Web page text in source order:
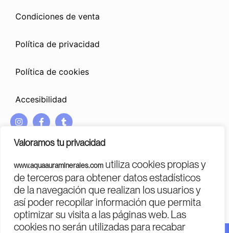
Valoramos tu privacidad
www.aquaauraminerales.com utiliza cookies propias y
de terceros para obtener datos estadísticos
de la navegación que realizan los usuarios y
así poder recopilar información que permita
optimizar su visita a las páginas web. Las
cookies no serán utilizadas para recabar
Condiciones de venta
Política de privacidad
Política de cookies
Accesibilidad
I
n
s
t
g
r
a
m
F
a
c
e
o
o
k
-
f
T
u
m
b
r
PROGRAMA KIT DIGITAL COFINANCIADO POR LOS FONDOS
NEXT GENERATION (EU)
DEL MECANISMO DE RECUPERACIÓN Y RESILENCIA